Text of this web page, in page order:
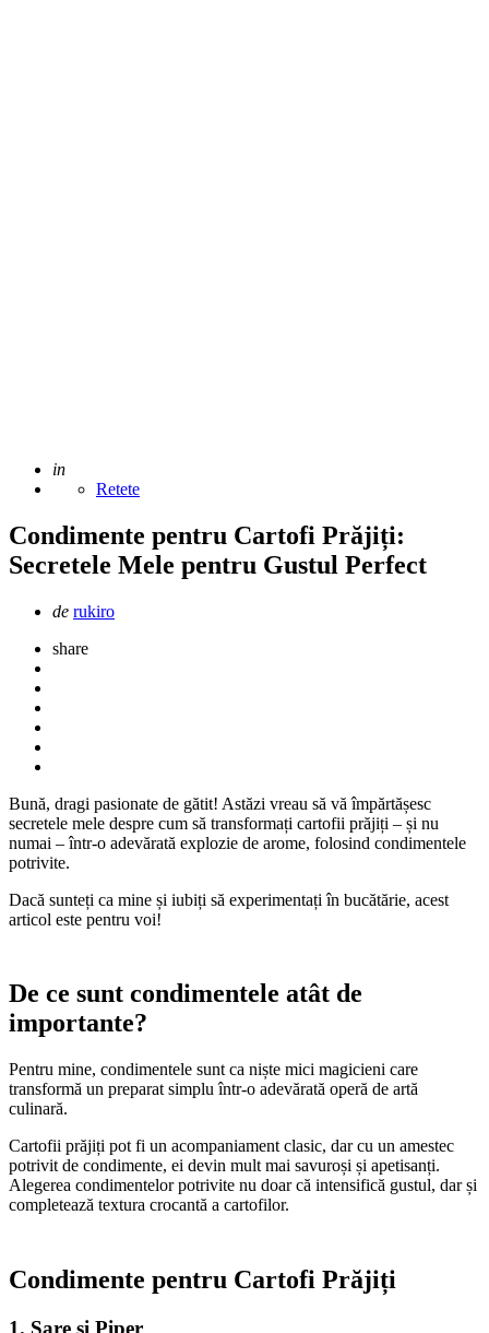
Adaugat
in
Retete
Condimente pentru Cartofi Prăjiți:
Secretele Mele pentru Gustul Perfect
Scris
de rukiro
share
Bună, dragi pasionate de gătit! Astăzi vreau să vă împărtășesc
secretele mele despre cum să transformați cartofii prăjiți – și nu
numai – într-o adevărată explozie de arome, folosind condimentele
potrivite.
Dacă sunteți ca mine și iubiți să experimentați în bucătărie, acest
articol este pentru voi!
De ce sunt condimentele atât de
importante?
Pentru mine, condimentele sunt ca niște mici magicieni care
transformă un preparat simplu într-o adevărată operă de artă
culinară.
Cartofii prăjiți pot fi un acompaniament clasic, dar cu un amestec
potrivit de condimente, ei devin mult mai savuroși și apetisanți.
Alegerea condimentelor potrivite nu doar că intensifică gustul, dar și
completează textura crocantă a cartofilor.
Condimente pentru Cartofi Prăjiți
1. Sare și Piper